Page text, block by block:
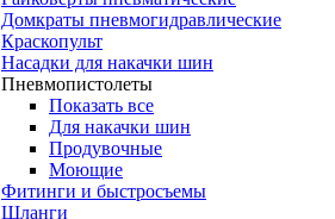
Домкраты пневмогидравлические
Краскопульт
Насадки для накачки шин
Пневмопистолеты
Показать все
Для накачки шин
Продувочные
Моющие
Фитинги и быстросъемы
Шланги